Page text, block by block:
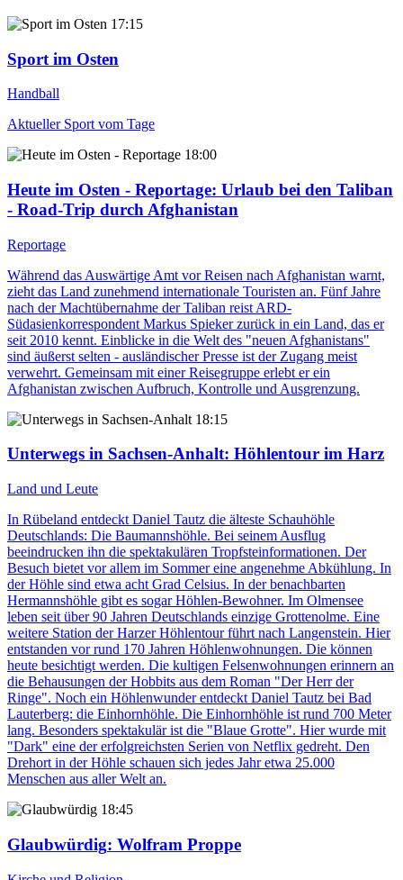
17:15
Sport im Osten
Handball
Aktueller Sport vom Tage
18:00
Heute im Osten - Reportage: Urlaub bei den Taliban
- Road-Trip durch Afghanistan
Reportage
Während das Auswärtige Amt vor Reisen nach Afghanistan warnt,
zieht das Land zunehmend internationale Touristen an. Fünf Jahre
nach der Machtübernahme der Taliban reist ARD-
Südasienkorrespondent Markus Spieker zurück in ein Land, das er
seit 2010 kennt. Einblicke in die Welt des "neuen Afghanistans"
sind äußerst selten - ausländischer Presse ist der Zugang meist
verwehrt. Gemeinsam mit einer Reisegruppe erlebt er ein
Afghanistan zwischen Aufbruch, Kontrolle und Ausgrenzung.
18:15
Unterwegs in Sachsen-Anhalt: Höhlentour im Harz
Land und Leute
In Rübeland entdeckt Daniel Tautz die älteste Schauhöhle
Deutschlands: Die Baumannshöhle. Bei seinem Ausflug
beeindrucken ihn die spektakulären Tropfsteinformationen. Der
Besuch bietet vor allem im Sommer eine angenehme Abkühlung. In
der Höhle sind etwa acht Grad Celsius. In der benachbarten
Hermannshöhle gibt es sogar Höhlen-Bewohner. Im Olmensee
leben seit über 90 Jahren Deutschlands einzige Grottenolme. Eine
weitere Station der Harzer Höhlentour führt nach Langenstein. Hier
entstanden vor rund 170 Jahren Höhlenwohnungen. Die können
heute besichtigt werden. Die kultigen Felsenwohnungen erinnern an
die Behausungen der Hobbits aus dem Roman "Der Herr der
Ringe". Noch ein Höhlenwunder entdeckt Daniel Tautz bei Bad
Lauterberg: die Einhornhöhle. Die Einhornhöhle ist rund 700 Meter
lang. Besonders spektakulär ist die "Blaue Grotte". Hier wurde mit
"Dark" eine der erfolgreichsten Serien von Netflix gedreht. Den
Drehort in der Höhle schauen sich jedes Jahr etwa 25.000
Menschen aus aller Welt an.
18:45
Glaubwürdig: Wolfram Proppe